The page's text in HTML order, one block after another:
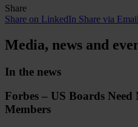
Share
Share on LinkedIn Share via Email
Media, news and
In the news
Forbes – US Boards
Members